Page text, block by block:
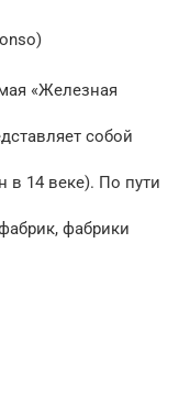
«Железная
собой
в 14 веке). По пути
фабрики